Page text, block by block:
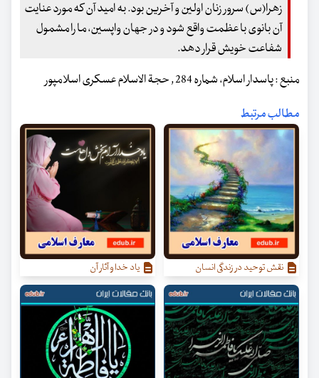
زهرا(س) سرور زنان اولین و آخرین بود. به امید آن که مورد عنایت
آن بانوی با عظمت واقع شود و در جهان واپسین، ما را مشمول
شفاعت خویش قرار دهد.
منبع : پاسدار اسلام، شماره 284 , حجة الاسلام عسکری اسلامپور
مطالب مرتبط
نقش توحید در زندگی انسان یاد خدا و آثار آن